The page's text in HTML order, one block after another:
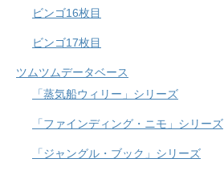
ビンゴ16枚目
ビンゴ17枚目
ツムツムデータベース
「蒸気船ウィリー」シリーズ
「ファインディング・ニモ」シリーズ
「ジャングル・ブック」シリーズ